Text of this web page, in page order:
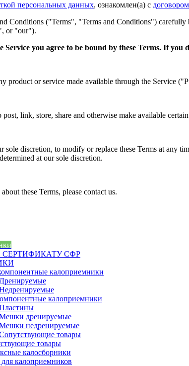
персональных данных, ознакомлен(а) с
Conditions ("Terms", "Terms and Conditions") carefully
or "our").
Service you agree to be bound by these Terms. If
product or service made available through the Service
link, store, share and otherwise make available
sole discretion, to modify or replace these Terms at any
at our sole discretion.
these Terms, please contact us.
СФР
калоприемники
Дренируемые
калоприемники
дренируемые
недренируемые
товары
товары
калосборники
калоприемников